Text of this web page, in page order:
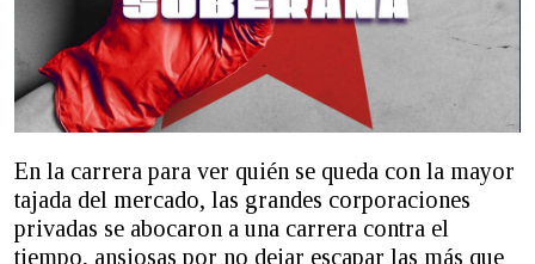
En la carrera para ver quién se queda con la mayor
tajada del mercado, las grandes corporaciones
privadas se abocaron a una carrera contra el
tiempo, ansiosas por no dejar escapar las más que